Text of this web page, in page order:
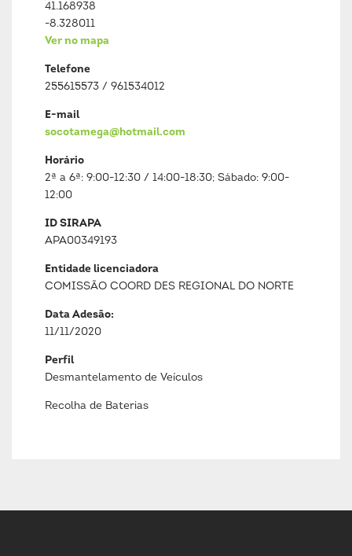
41.168938
-8.328011
Ver no mapa
Telefone
255615573 / 961534012
E-mail
socotamega@hotmail.com
Horário
2ª a 6ª: 9:00-12:30 / 14:00-18:30; Sábado: 9:00-
12:00
ID SIRAPA
APA00349193
Entidade licenciadora
COMISSÃO COORD DES REGIONAL DO NORTE
Data Adesão:
11/11/2020
Perfil
Desmantelamento de Veículos
Recolha de Baterias